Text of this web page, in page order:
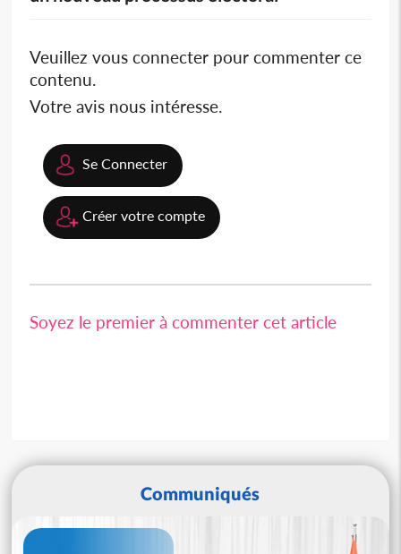
Veuillez vous connecter pour commenter ce
contenu.
Votre avis nous intéresse.
Se Connecter
Créer votre compte
Soyez le premier à commenter cet article
Communiqués